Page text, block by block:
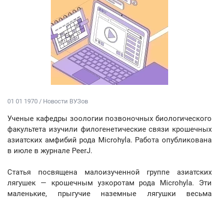
01 01 1970 / Новости ВУЗов
Ученые кафедры зоологии позвоночных биологического
факультета изучили филогенетические связи крошечных
азиатских амфибий рода Microhyla. Работа опубликована
в июле в журнале PeerJ.
Статья посвящена малоизученной группе азиатских
лягушек — крошечным узкоротам рода Microhyla. Эти
маленькие, прыгучие наземные лягушки весьма